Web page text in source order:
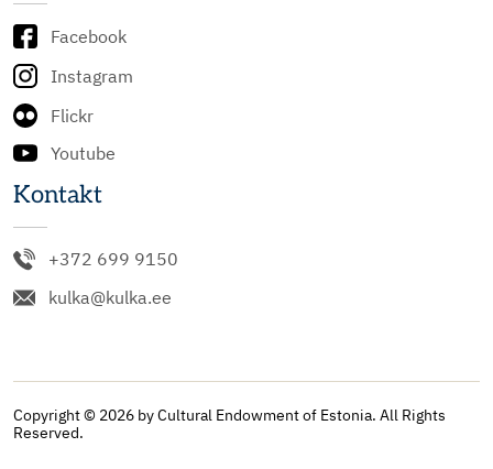
Facebook
Instagram
Flickr
Youtube
Kontakt
+372 699 9150
kulka@kulka.ee
Copyright © 2026 by Cultural Endowment of Estonia. All Rights
Reserved.